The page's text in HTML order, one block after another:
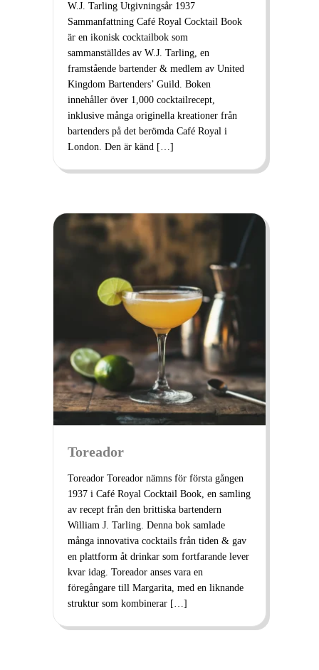
W.J. Tarling Utgivningsår 1937
Sammanfattning Café Royal Cocktail Book
är en ikonisk cocktailbok som
sammanställdes av W.J. Tarling, en
framstående bartender & medlem av United
Kingdom Bartenders’ Guild. Boken
innehåller över 1,000 cocktailrecept,
inklusive många originella kreationer från
bartenders på det berömda Café Royal i
London. Den är känd […]
Toreador
Toreador Toreador nämns för första gången
1937 i Café Royal Cocktail Book, en samling
av recept från den brittiska bartendern
William J. Tarling. Denna bok samlade
många innovativa cocktails från tiden & gav
en plattform åt drinkar som fortfarande lever
kvar idag. Toreador anses vara en
föregångare till Margarita, med en liknande
struktur som kombinerar […]